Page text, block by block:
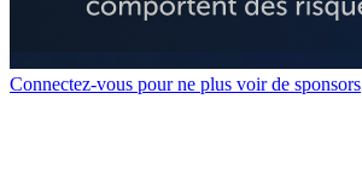
Connectez-vous pour ne plus voir de sponsors